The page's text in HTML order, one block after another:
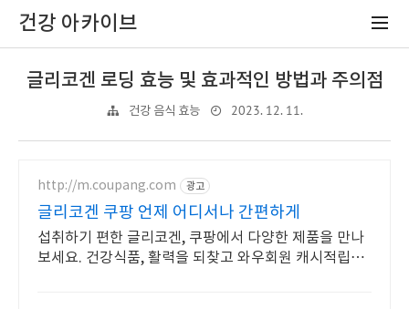
건강 아카이브
글리코겐 로딩 효능 및 효과적인 방법과 주의점
건강 음식 효능 2023. 12. 11.
http://m.coupang.com 광고
글리코겐 쿠팡 언제 어디서나 간편하게
섭취하기 편한 글리코겐, 쿠팡에서 다양한 제품을 만나
보세요. 건강식품, 활력을 되찾고 와우회원 캐시적립도